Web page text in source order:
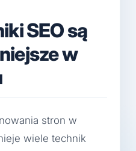
SEO są
w
stron w
wiele technik